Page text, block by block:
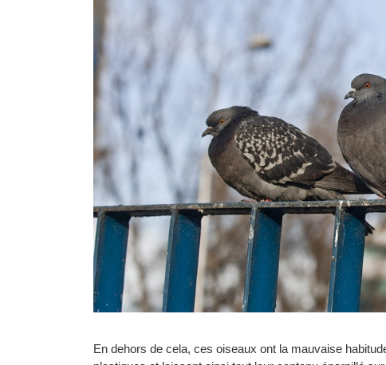
En dehors de cela, ces oiseaux ont la mauvaise